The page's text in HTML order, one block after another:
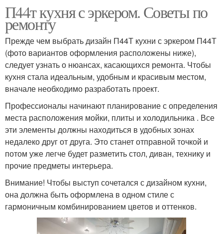
П44т кухня с эркером. Советы по
ремонту
Прежде чем выбрать дизайн П44Т кухни с эркером П44Т
(фото вариантов оформления расположены ниже),
следует узнать о нюансах, касающихся ремонта. Чтобы
кухня стала идеальным, удобным и красивым местом,
вначале необходимо разработать проект.
Профессионалы начинают планирование с определения
места расположения мойки, плиты и холодильника . Все
эти элементы должны находиться в удобных зонах
недалеко друг от друга. Это станет отправной точкой и
потом уже легче будет разметить стол, диван, технику и
прочие предметы интерьера.
Внимание! Чтобы выступ сочетался с дизайном кухни,
она должна быть оформлена в одном стиле с
гармоничным комбинированием цветов и оттенков.